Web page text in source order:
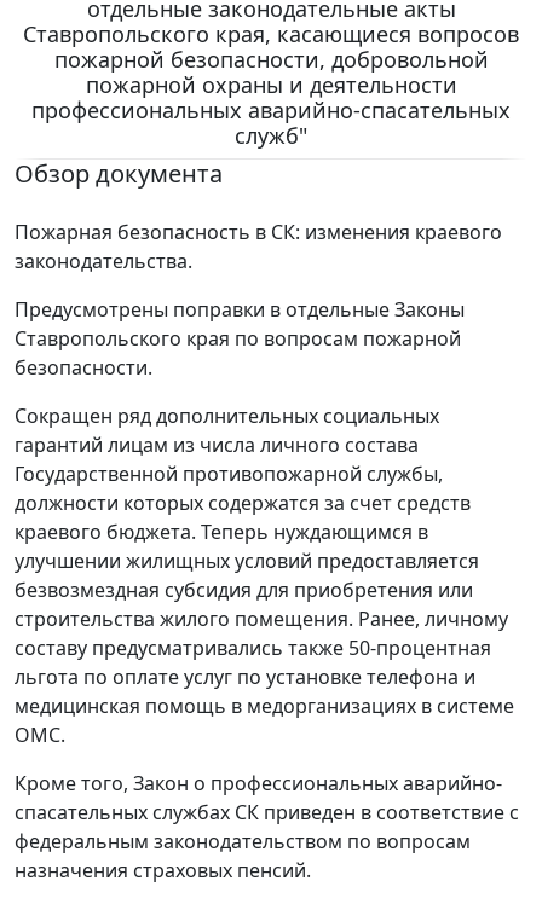
отдельные законодательные акты
Ставропольского края, касающиеся вопросов
пожарной безопасности, добровольной
пожарной охраны и деятельности
профессиональных аварийно-спасательных
служб"
Обзор документа
Пожарная безопасность в СК: изменения краевого
законодательства.
Предусмотрены поправки в отдельные Законы
Ставропольского края по вопросам пожарной
безопасности.
Сокращен ряд дополнительных социальных
гарантий лицам из числа личного состава
Государственной противопожарной службы,
должности которых содержатся за счет средств
краевого бюджета. Теперь нуждающимся в
улучшении жилищных условий предоставляется
безвозмездная субсидия для приобретения или
строительства жилого помещения. Ранее, личному
составу предусматривались также 50-процентная
льгота по оплате услуг по установке телефона и
медицинская помощь в медорганизациях в системе
ОМС.
Кроме того, Закон о профессиональных аварийно-
спасательных службах СК приведен в соответствие с
федеральным законодательством по вопросам
назначения страховых пенсий.